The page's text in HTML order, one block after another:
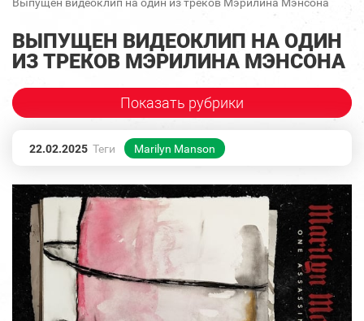
ВЫПУЩЕН ВИДЕОКЛИП НА ОДИН
ИЗ ТРЕКОВ МЭРИЛИНА МЭНСОНА
Показать рубрики
22.02.2025 Теги Marilyn Manson